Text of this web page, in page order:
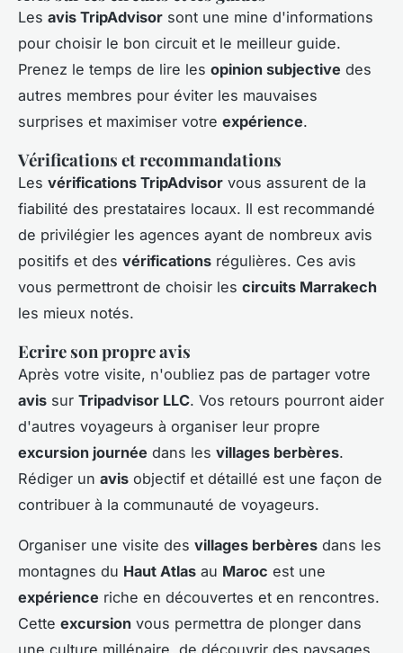
Les avis TripAdvisor sont une mine d'informations
pour choisir le bon circuit et le meilleur guide.
Prenez le temps de lire les opinion subjective des
autres membres pour éviter les mauvaises
surprises et maximiser votre expérience.
Vérifications et recommandations
Les vérifications TripAdvisor vous assurent de la
fiabilité des prestataires locaux. Il est recommandé
de privilégier les agences ayant de nombreux avis
positifs et des vérifications régulières. Ces avis
vous permettront de choisir les circuits Marrakech
les mieux notés.
Ecrire son propre avis
Après votre visite, n'oubliez pas de partager votre
avis sur Tripadvisor LLC. Vos retours pourront aider
d'autres voyageurs à organiser leur propre
excursion journée dans les villages berbères.
Rédiger un avis objectif et détaillé est une façon de
contribuer à la communauté de voyageurs.
Organiser une visite des villages berbères dans les
montagnes du Haut Atlas au Maroc est une
expérience riche en découvertes et en rencontres.
Cette excursion vous permettra de plonger dans
une culture millénaire, de découvrir des paysages